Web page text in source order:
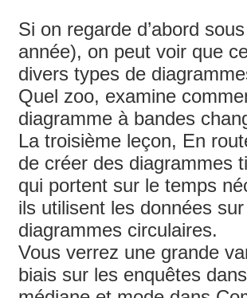
Si on regarde d’abord
année), on peut voir que
divers types de
Quel zoo, examine
diagramme à bandes
La troisième leçon, En
de créer des diagrammes
qui portent sur le temps
ils utilisent les données
diagrammes circulaires.
Vous verrez une grande
biais sur les enquêtes